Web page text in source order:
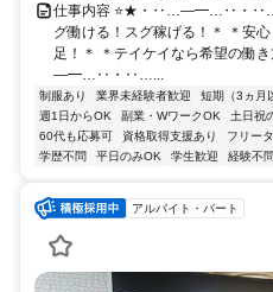
仕事内容 ⭐★・‥…―━…‥・
グ働ける！スグ稼げる！＊ ＊安
足！＊ ＊テイケイなら希望の働
―━…‥・‥…...
制服あり 業界未経験者歓迎 短期（3ヵ月
週1日からOK
副業・WワークOK 土日祝
60代も応募可
資格取得支援あり フリー
学歴不問
平日のみOK 学生歓迎 経験不問
アルバイト・パート